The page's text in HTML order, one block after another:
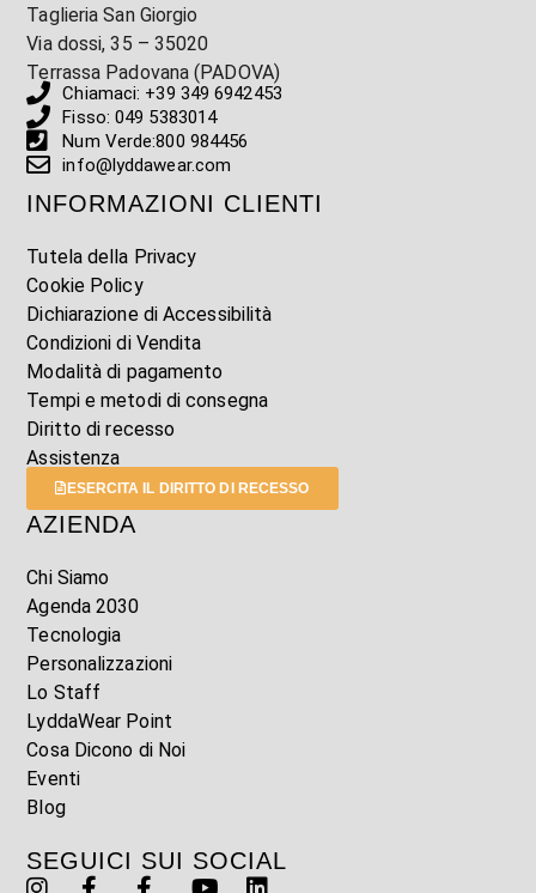
Taglieria San Giorgio
Via dossi, 35 – 35020
Terrassa Padovana (PADOVA)
Chiamaci: +39 349 6942453
Fisso: 049 5383014
Num Verde:800 984456
info@lyddawear.com
INFORMAZIONI CLIENTI
Tutela della Privacy
Cookie Policy
Dichiarazione di Accessibilità
Condizioni di Vendita
Modalità di pagamento
Tempi e metodi di consegna
Diritto di recesso
Assistenza
ESERCITA IL DIRITTO DI RECESSO
AZIENDA
Chi Siamo
Agenda 2030
Tecnologia
Personalizzazioni
Lo Staff
LyddaWear Point
Cosa Dicono di Noi
Eventi
Blog
SEGUICI SUI SOCIAL